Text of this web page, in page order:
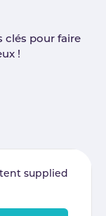
clés pour faire
!
supplied